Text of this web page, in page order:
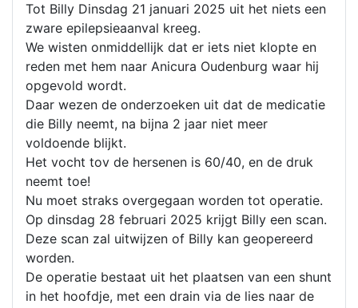
Tot Billy Dinsdag 21 januari 2025 uit het niets een
zware epilepsieaanval kreeg.
We wisten onmiddellijk dat er iets niet klopte en
reden met hem naar Anicura Oudenburg waar hij
opgevold wordt.
Daar wezen de onderzoeken uit dat de medicatie
die Billy neemt, na bijna 2 jaar niet meer
voldoende blijkt.
Het vocht tov de hersenen is 60/40, en de druk
neemt toe!
Nu moet straks overgegaan worden tot operatie.
Op dinsdag 28 februari 2025 krijgt Billy een scan.
Deze scan zal uitwijzen of Billy kan geopereerd
worden.
De operatie bestaat uit het plaatsen van een shunt
in het hoofdje, met een drain via de lies naar de